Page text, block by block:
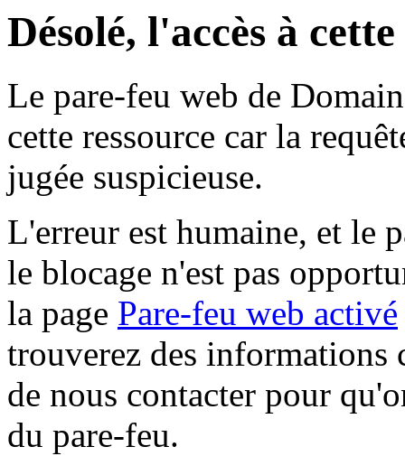
Désolé, l'accès à
Le pare-feu web de
cette ressource car la
jugée suspicieuse.
L'erreur est humaine, et le
le blocage n'est pas
la page Pare-feu web activé
trouverez des informations
de nous contacter pour
du pare-feu.